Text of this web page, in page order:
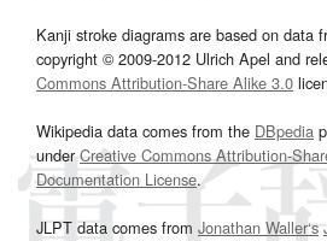
Kanji stroke diagrams are based on data
copyright © 2009-2012 Ulrich Apel and
Commons Attribution-Share Alike 3.0
Wikipedia data comes from the DBpedia
underCreative Commons Attribution-
Documentation License.
JLPT data comes from Jonathan Waller‘s